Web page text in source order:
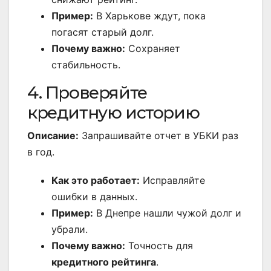
Пример: В Харькове ждут, пока
погасят старый долг.
Почему важно: Сохраняет
стабильность.
4. Проверяйте
кредитную историю
Описание: Запрашивайте отчет в УБКИ раз
в год.
Как это работает: Исправляйте
ошибки в данных.
Пример: В Днепре нашли чужой долг и
убрали.
Почему важно: Точность для
кредитного рейтинга.